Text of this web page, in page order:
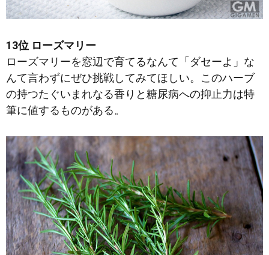
13位 ローズマリー
ローズマリーを窓辺で育てるなんて「ダセーよ」な
んて言わずにぜひ挑戦してみてほしい。このハーブ
の持つたぐいまれなる香りと糖尿病への抑止力は特
筆に値するものがある。